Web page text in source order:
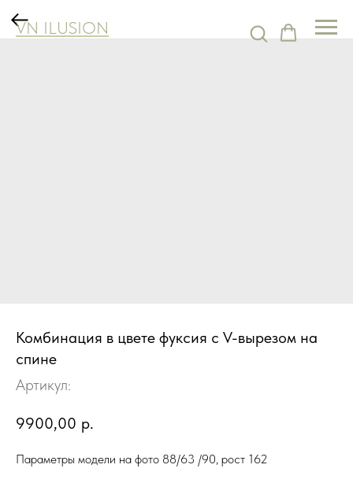
Комбинация в цвете фуксия с V-вырезом на
спине
Артикул:
9900,00 р.
Параметры модели на фото 88/63 /90, рост 162
VN ILUSION